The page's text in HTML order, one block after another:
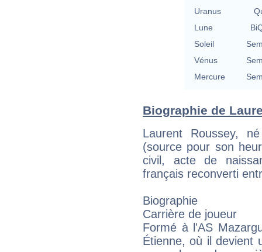
Uranus
Lune
Soleil
Vénus
Mercure
Biographie de
Laurent Roussey,
(source pour son
civil, acte de
français reconverti
Biographie
Carrière de joueur
Formé à l'AS
Étienne, où il devient